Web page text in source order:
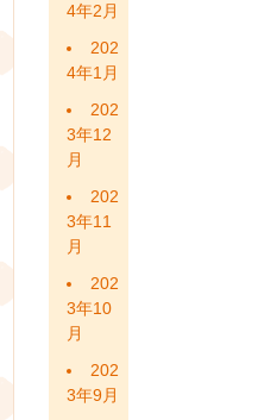
4年2月
202
4年1月
202
3年12
月
202
3年11
月
202
3年10
月
202
3年9月